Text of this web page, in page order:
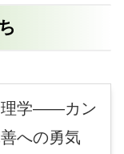
理学――カン
への勇気